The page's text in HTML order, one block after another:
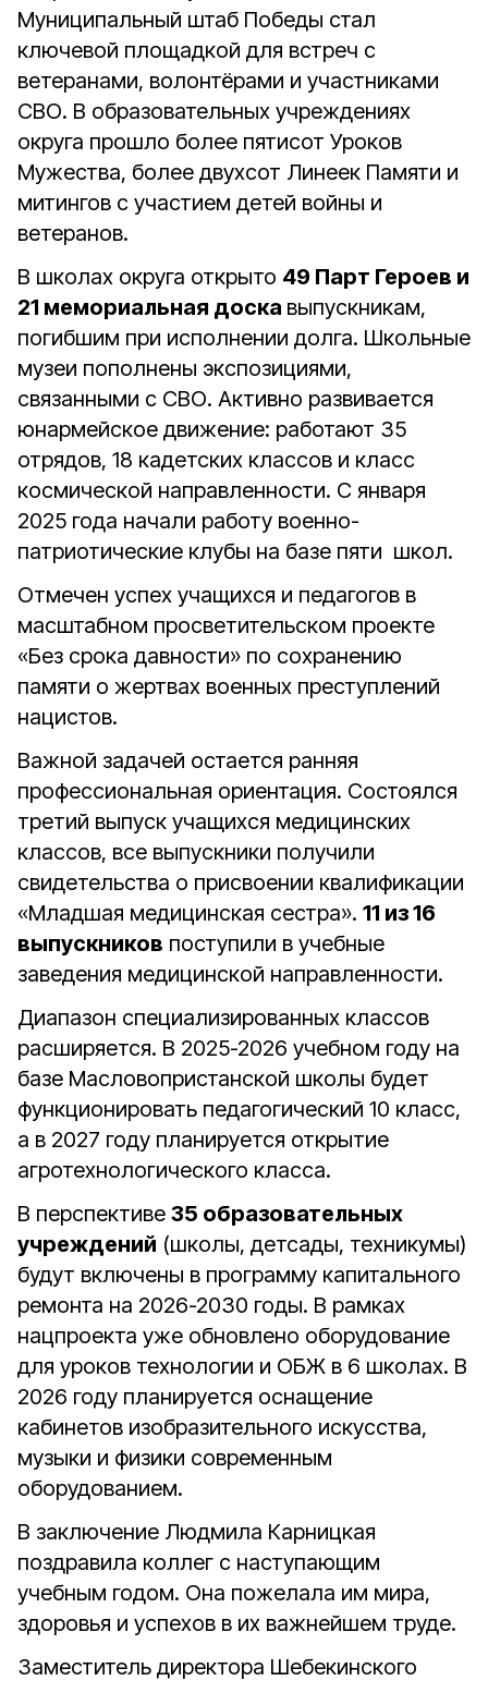
Муниципальный штаб Победы стал
ключевой площадкой для встреч с
ветеранами, волонтёрами и участниками
СВО. В образовательных учреждениях
округа прошло более пятисот Уроков
Мужества, более двухсот Линеек Памяти и
митингов с участием детей войны и
ветеранов.
В школах округа открыто 49 Парт Героев и
21 мемориальная доска выпускникам,
погибшим при исполнении долга. Школьные
музеи пополнены экспозициями,
связанными с СВО. Активно развивается
юнармейское движение: работают 35
отрядов, 18 кадетских классов и класс
космической направленности. С января
2025 года начали работу военно-
патриотические клубы на базе пяти школ.
Отмечен успех учащихся и педагогов в
масштабном просветительском проекте
«Без срока давности» по сохранению
памяти о жертвах военных преступлений
нацистов.
Важной задачей остается ранняя
профессиональная ориентация. Состоялся
третий выпуск учащихся медицинских
классов, все выпускники получили
свидетельства о присвоении квалификации
«Младшая медицинская сестра». 11 из 16
выпускников поступили в учебные
заведения медицинской направленности.
Диапазон специализированных классов
расширяется. В 2025-2026 учебном году на
базе Масловопристанской школы будет
функционировать педагогический 10 класс,
а в 2027 году планируется открытие
агротехнологического класса.
В перспективе 35 образовательных
учреждений (школы, детсады, техникумы)
будут включены в программу капитального
ремонта на 2026-2030 годы. В рамках
нацпроекта уже обновлено оборудование
для уроков технологии и ОБЖ в 6 школах. В
2026 году планируется оснащение
кабинетов изобразительного искусства,
музыки и физики современным
оборудованием.
В заключение Людмила Карницкая
поздравила коллег с наступающим
учебным годом. Она пожелала им мира,
здоровья и успехов в их важнейшем труде.
Заместитель директора Шебекинского